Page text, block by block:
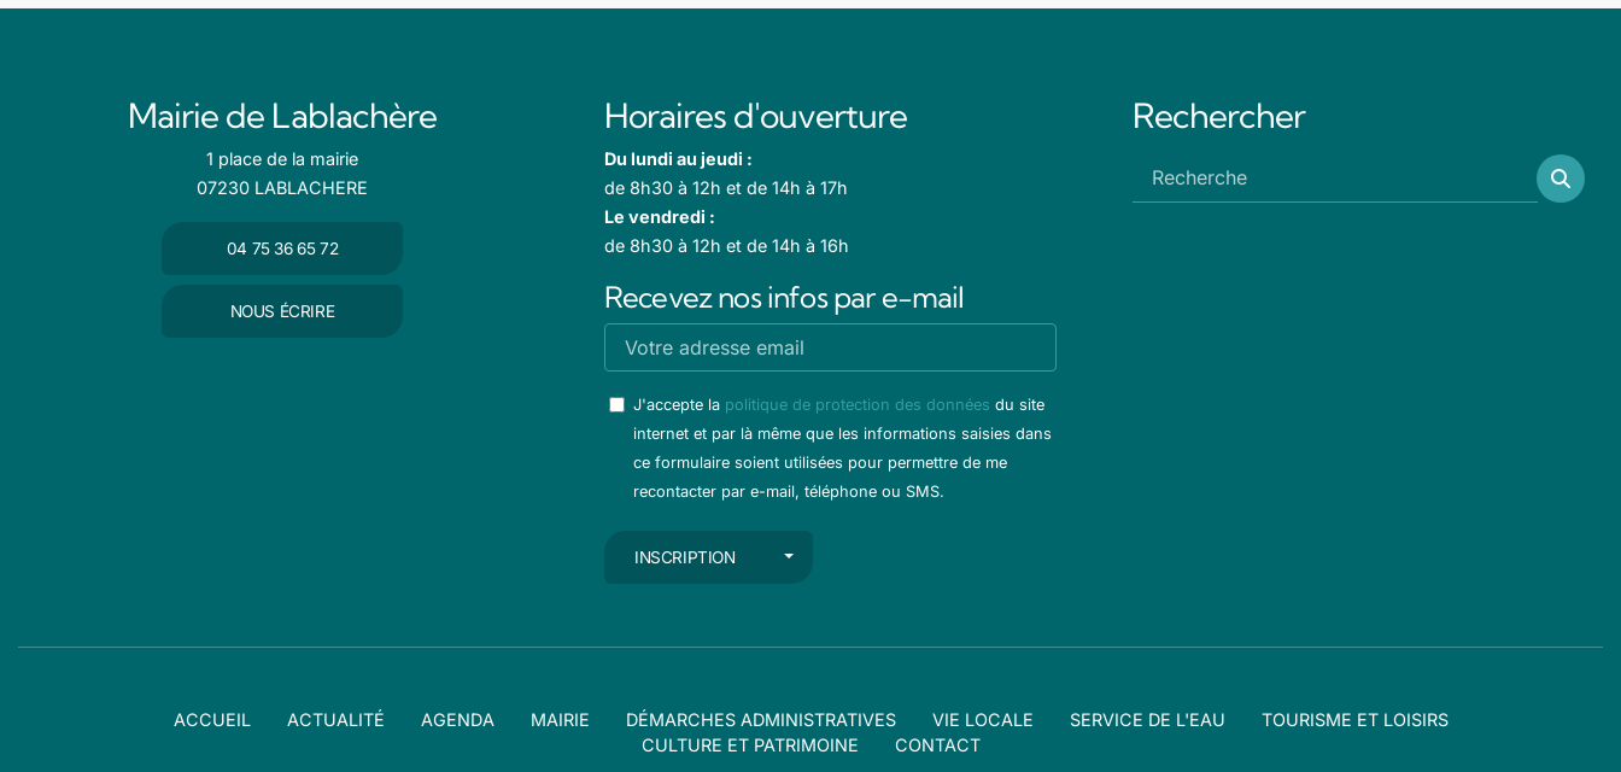
Mairie de Lablachère
1 place de la mairie
07230 LABLACHERE
04 75 36 65 72
NOUS ÉCRIRE
Horaires d'ouverture
Du lundi au jeudi :
de 8h30 à 12h et de 14h à 17h
Le vendredi :
de 8h30 à 12h et de 14h à 16h
Recevez nos infos par e-mail
J'accepte la politique de protection des données du site
internet et par là même que les informations saisies dans
ce formulaire soient utilisées pour permettre de me
recontacter par e-mail, téléphone ou SMS.
INSCRIPTION AUTRES ACTIONS
Rechercher
ACCUEIL ACTUALITÉ AGENDA MAIRIE DÉMARCHES ADMINISTRATIVES VIE LOCALE SERVICE DE L'EAU
TOURISME ET LOISIRS
CULTURE ET PATRIMOINE
CONTACT